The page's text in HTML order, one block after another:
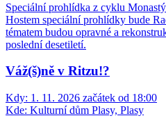
Speciální prohlídka z cyklu
Hostem speciální prohlídky bude
tématem budou opravné a
poslední desetiletí.
Váž(š)ně v Ritzu!?
Kdy: 1. 11. 2026 začátek od 18:00
Kde: Kulturní dům Plasy, Plasy